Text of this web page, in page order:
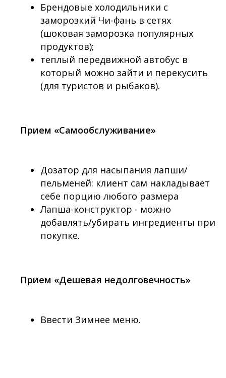
Брендовые холодильники с
заморозкий Чи-фань в сетях
(шоковая заморозка популярных
продуктов);
теплый передвижной автобус в
который можно зайти и перекусить
(для туристов и рыбаков).
Прием «Самообслуживание»
Дозатор для насыпания лапши/
пельменей: клиент сам накладывает
себе порцию любого размера
Лапша-конструктор - можно
добавлять/убирать ингредиенты при
покупке.
Прием «Дешевая недолговечность»
Ввести Зимнее меню.